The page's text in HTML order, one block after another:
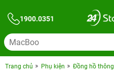
1900.0351
Trang chủ Phụ kiện Đồng hồ